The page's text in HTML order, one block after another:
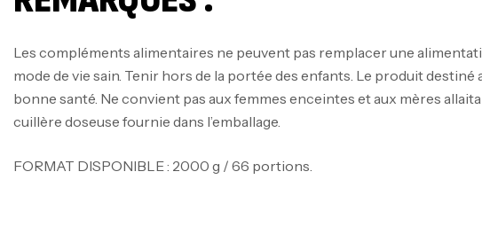
Les compléments alimentaires ne peuvent pas remplacer une
mode de vie sain. Tenir hors de la portée des enfants. Le produit destiné
bonne santé. Ne convient pas aux femmes enceintes et aux mères
cuillère doseuse fournie dans l’emballage.
FORMAT DISPONIBLE : 2000 g / 66 portions.